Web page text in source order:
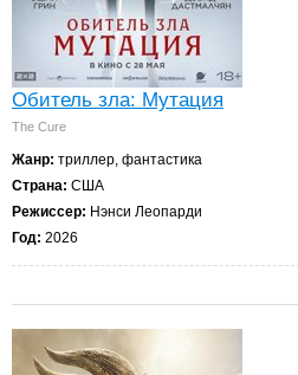
Обитель зла: Мутация
The Cure
Жанр: триллер, фантастика
Страна: США
Режиссер: Нэнси Леопарди
Год: 2026